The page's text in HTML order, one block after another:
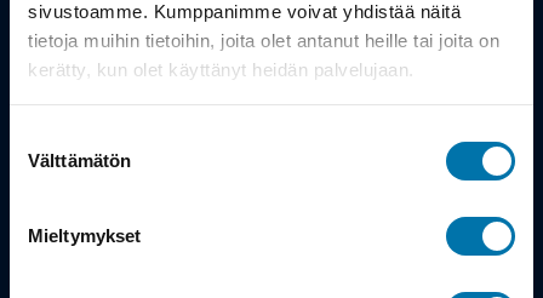
sivustoamme. Kumppanimme voivat yhdistää näitä
tietoja muihin tietoihin, joita olet antanut heille tai joita on
kerätty, kun olet käyttänyt heidän palvelujaan.
valinta
Välttämätön
Mieltymykset